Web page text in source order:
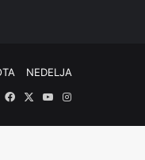
NEDELJA
Facebook
X YouTubeInstagram